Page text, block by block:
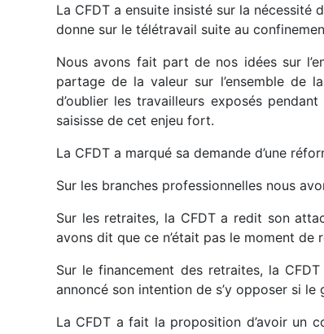
La CFDT a ensuite insisté sur la
donne sur le télétravail suite au
Nous avons fait part de nos idées sur
partage de la valeur sur l’ensemble de
d’oublier les travailleurs exposés
saisisse de cet enjeu fort.
La CFDT a marqué sa demande d’une
Sur les branches professionnelles nous
Sur les retraites, la CFDT a redit son
avons dit que ce n’était pas le moment de
Sur le financement des retraites, la
annoncé son intention de s’y opposer si le
La CFDT a fait la proposition d’avoir un